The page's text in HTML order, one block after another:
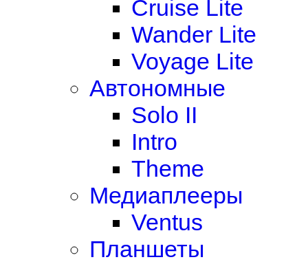
Cruise Lite
Wander Lite
Voyage Lite
Автономные
Solo II
Intro
Theme
Медиаплееры
Ventus
Планшеты